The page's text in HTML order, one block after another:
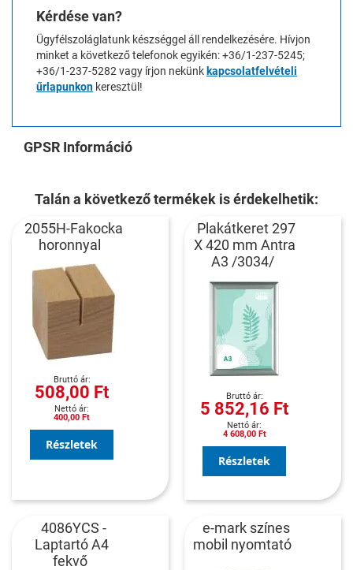
Kérdése van?
Ügyfélszoláglatunk készséggel áll rendelkezésére. Hívjon
minket a következő telefonok egyikén: +36/1-237-5245;
+36/1-237-5282 vagy írjon nekünkkapcsolatfelvételi
űrlapunkon keresztül!
GPSR Információ
Talán a következő termékek is érdekelhetik:
2055H-Fakocka
horonnyal
508,00 Ft
400,00 Ft
Részletek
Plakátkeret 297
X 420 mm Antra
A3 /3034/
5 852,16 Ft
4 608,00 Ft
Részletek
4086YCS -
Laptartó A4
fekvő
e-mark színes
mobil nyomtató